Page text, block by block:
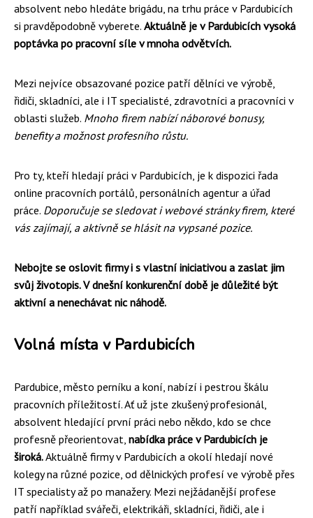
absolvent nebo hledáte brigádu, na trhu práce v Pardubicích
si pravděpodobně vyberete. Aktuálně je v Pardubicích vysoká
poptávka po pracovní síle v mnoha odvětvích.
Mezi nejvíce obsazované pozice patří dělníci ve výrobě,
řidiči, skladníci, ale i IT specialisté, zdravotníci a pracovníci v
oblasti služeb. Mnoho firem nabízí náborové bonusy,
benefity a možnost profesního růstu.
Pro ty, kteří hledají práci v Pardubicích, je k dispozici řada
online pracovních portálů, personálních agentur a úřad
práce. Doporučuje se sledovat i webové stránky firem, které
vás zajímají, a aktivně se hlásit na vypsané pozice.
Nebojte se oslovit firmy i s vlastní iniciativou a zaslat jim
svůj životopis. V dnešní konkurenční době je důležité být
aktivní a nenechávat nic náhodě.
Volná místa v Pardubicích
Pardubice, město perníku a koní, nabízí i pestrou škálu
pracovních příležitostí. Ať už jste zkušený profesionál,
absolvent hledající první práci nebo někdo, kdo se chce
profesně přeorientovat, nabídka práce v Pardubicích je
široká.Aktuálně firmy v Pardubicích a okolí hledají nové
kolegy na různé pozice, od dělnických profesí ve výrobě přes
IT specialisty až po manažery. Mezi nejžádanější profese
patří například svářeči, elektrikáři, skladníci, řidiči, ale i